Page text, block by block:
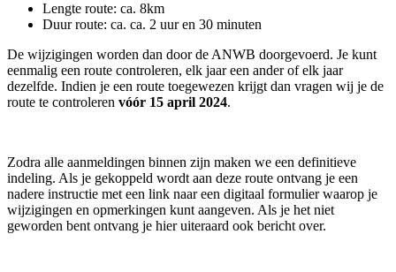
Lengte route: ca. 8km
Duur route: ca. ca. 2 uur en 30 minuten
De wijzigingen worden dan door de ANWB doorgevoerd. Je kunt
eenmalig een route controleren, elk jaar een ander of elk jaar
dezelfde. Indien je een route toegewezen krijgt dan vragen wij je de
route te controleren vóór 15 april 2024.
Zodra alle aanmeldingen binnen zijn maken we een definitieve
indeling. Als je gekoppeld wordt aan deze route ontvang je een
nadere instructie met een link naar een digitaal formulier waarop je
wijzigingen en opmerkingen kunt aangeven. Als je het niet
geworden bent ontvang je hier uiteraard ook bericht over.